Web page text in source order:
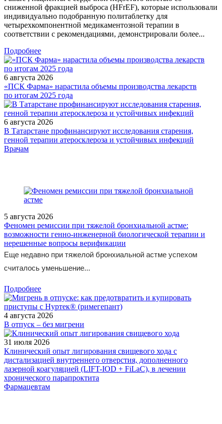
сниженной фракцией выброса (HFrEF), которые использовали
индивидуально подобранную политаблетку для
четырехкомпонентной медикаментозной терапии в
соответствии с рекомендациями, демонстрировали более...
Подробнее
6 августа 2026
«ПСК Фарма» нарастила объемы производства лекарств
по итогам 2025 года
6 августа 2026
В Татарстане профинансируют исследования старения,
генной терапии атеросклероза и устойчивых инфекций
/doctor/rheumatology/Ostraya_revmaticheskaya_likhoradka/
Врачам
5 августа 2026
Феномен ремиссии при тяжелой бронхиальной астме:
возможности генно-инженерной биологической терапии и
нерешенные вопросы верификации
Еще недавно при тяжелой бронхиальной астме успехом
считалось уменьшение...
Подробнее
4 августа 2026
В отпуск – без мигрени
31 июля 2026
Клинический опыт лигирования свищевого хода с
дистализацией внутреннего отверстия, дополненного
лазерной коагуляцией (LIFT-IOD + FiLaC), в лечении
хронического парапроктита
Фармацевтам